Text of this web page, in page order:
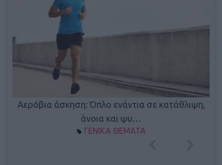
Αερόβια άσκηση: Όπλο ενάντια σε κατάθλιψη,
άνοια και ψυ…
ΓΕΝΙΚΑ ΘΕΜΑΤΑ